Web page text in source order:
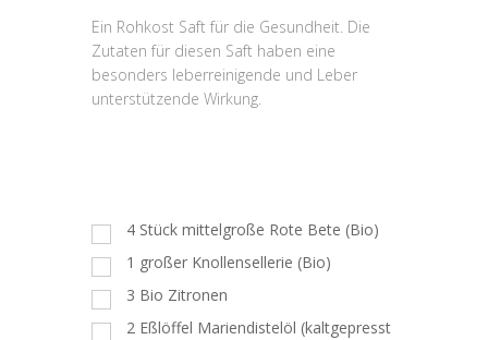
Ein Rohkost Saft für die Gesundheit. Die
Zutaten für diesen Saft haben eine
besonders leberreinigende und Leber
unterstützende Wirkung.
4 Stück mittelgroße Rote Bete (Bio)
1 großer Knollensellerie (Bio)
3 Bio Zitronen
2 Eßlöffel Mariendistelöl (kaltgepresst